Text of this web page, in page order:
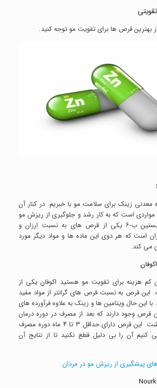
بهترین قرص ها برای تقویت مو توجه کنید.
معدنی زینک برای سلامت مو با خبریم. در کنار آن
ب-۶ هم از مواردی است که به کار رشد و جلوگیری از ریزش مو
می آید. قرص سیستین ب-۶ یکی از قرص های به نسبت ارزان و
است که هر دوی این ماده ها و مواد دیگر مورد
می کند.
کم هزینه برای تقویت مو هستید اکوفان یکی از
قرص به نسبت قرص های گرانتر از مواد مفید
این حال ویتامین ها و زینک به علاوه فرآورده های
قرص وجود دارند که بعد از مصرف در دوره درمان
اثرگذاری خواهد داشت. این قرص دارای حداقل ۳ تا ۴ ماه دوره مصرف
کنیم آن را بی دلیل قطع نکنید تا از نتایج آن
های پیشگیری از ریزش مو در مردان